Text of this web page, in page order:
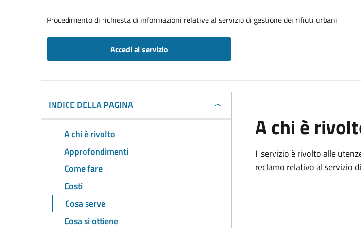
Procedimento di richiesta di informazioni relative al servizio di gestione dei rifiuti urbani
Accedi al servizio
INDICE DELLA PAGINA
A chi è rivolto
Approfondimenti
Come fare
Costi
Cosa serve
Cosa si ottiene
A chi è
Il servizio è rivolto alle
reclamo relativo al servizio